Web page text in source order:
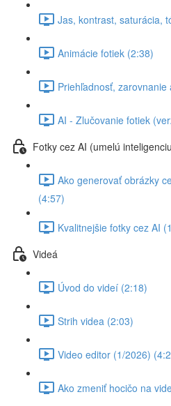
Jas, kontrast, saturácia,
Animácie fotiek (2:38)
Priehľadnosť,
AI - Zlučovanie fotiek
Fotky cez AI (umelú
Ako generovať obrázky
(4:57)
Kvalitnejšie fotky cez AI
Videá
Úvod do videí (2:18)
Strih videa (2:03)
Video editor (1/2026)
Ako zmeniť hocičo na